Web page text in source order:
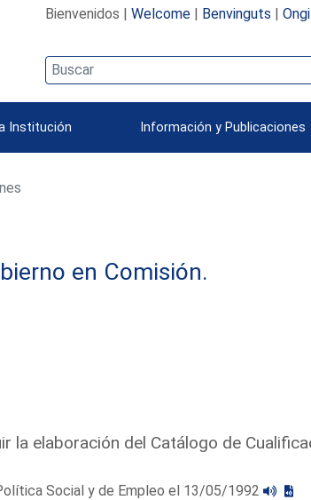
Bienvenidos | Welcome| Benvinguts |
Institución Información y Publicaciones
en Comisión.
la elaboración del Catálogo de
Social y de Empleo el 13/05/1992